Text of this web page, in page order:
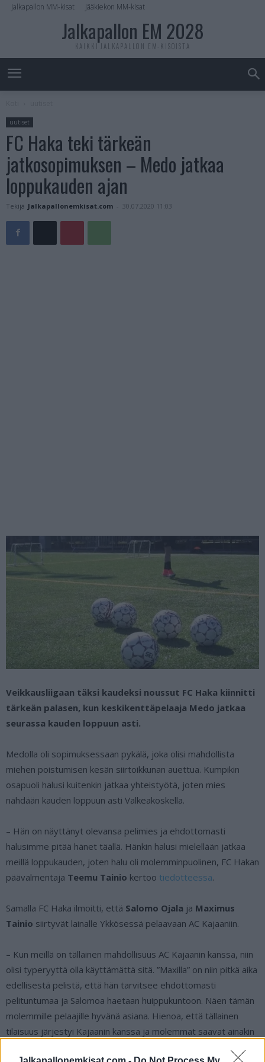
Jalkapallon MM-kisat Jääkiekon MM-kisat
Jalkapallon EM 2028
KAIKKI JALKAPALLON EM-KISOISTA
uutiset
FC Haka teki tärkeän
jatkosopimuksen – Medo jatkaa
loppukauden ajan
Tekijä Jalkapallonemkisat.com - 30.07.2020 11:03
Veikkausliigaan täksi kaudeksi noussut FC Haka kiinnitti
tärkeän palasen, kun keskikenttäpelaaja Medo jatkaa
seurassa kauden loppuun asti.
Medolla oli sopimuksessaan pykälä, joka olisi mahdollista
miehen poistumisen kesän siirtoikkunan auettua. Kumpikin
osapuoli halusi kuitenkin jatkaa yhteistyötä, joten mies
nähdään kauden loppuun asti Valkeakoskella.
– Hän on näyttänyt olevansa pelimies ja ehdottomasti
halusimme pitää hänet täällä. Hänkin halusi mielellään jatkaa
meillä loppukauden, joten halu oli molemminpuolinen, FC Hakan
päävalmentaja Teemu Tainio kertoo tiedotteessa.
Samalla FC Haka ilmoitti, että Salomo Ojala ja Maximus
Tainio siirtyvät lainalle Ykkösessä pelaavaan AC Kajaaniin.
– Kun meillä on tällainen mahdollisuus AC Kajaanin kanssa, niin
olisi typeryyttä olla käyttämättä sitä. ”Maxilla” on niin pitkä aika
edellisestä pelistä, että hän tarvitsee ehdottomasti
pelituntumaa ja Salomoa haetaan huippukuntoon. Näen tämän
molemmille pelaajille hyvänä asiana. Hienoa, että tällainen
tilaisuus järjestyi Kajaanin kanssa ja molemmat saavat ainakin